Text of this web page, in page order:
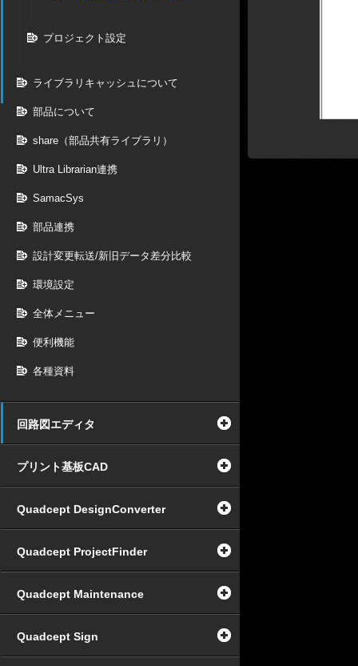
プロジェクト設定
ライブラリキャッシュについて
部品について
share（部品共有ライブラリ）
Ultra Librarian連携
SamacSys
部品連携
設計変更転送/新旧データ差分比較
環境設定
全体メニュー
便利機能
各種資料
回路図エディタ
プリント基板CAD
Quadcept DesignConverter
Quadcept ProjectFinder
Quadcept Maintenance
Quadcept Sign